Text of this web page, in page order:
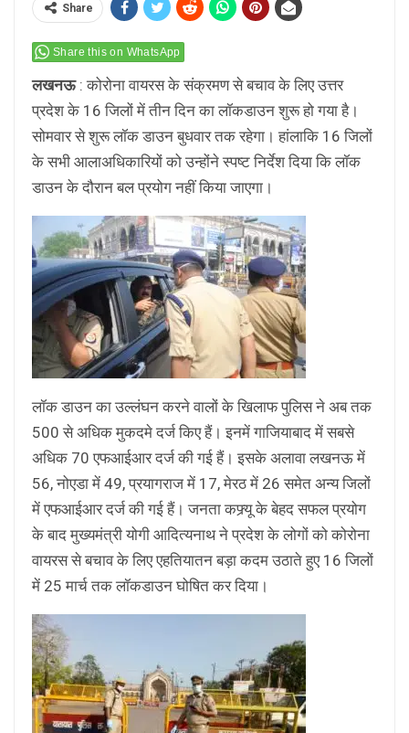
Share
Share this on WhatsApp
लखनऊ: कोरोना वायरस के संक्रमण से बचाव के लिए उत्तर
प्रदेश के 16 जिलों में तीन दिन का लॉकडाउन शुरू हो गया है।
सोमवार से शुरू लॉक डाउन बुधवार तक रहेगा। हांलाकि 16 जिलों
के सभी आलाअधिकारियों को उन्होंने स्पष्ट निर्देश दिया कि लॉक
डाउन के दौरान बल प्रयोग नहीं किया जाएगा।
लॉक डाउन का उल्लंघन करने वालों के खिलाफ पुलिस ने अब तक
500 से अधिक मुकदमे दर्ज किए हैं। इनमें गाजियाबाद में सबसे
अधिक 70 एफआईआर दर्ज की गई हैं। इसके अलावा लखनऊ में
56, नोएडा में 49, प्रयागराज में 17, मेरठ में 26 समेत अन्य जिलों
में एफआईआर दर्ज की गई हैं। जनता कफ्र्यू के बेहद सफल प्रयोग
के बाद मुख्यमंत्री योगी आदित्यनाथ ने प्रदेश के लोगों को कोरोना
वायरस से बचाव के लिए एहतियातन बड़ा कदम उठाते हुए 16 जिलों
में 25 मार्च तक लॉकडाउन घोषित कर दिया।